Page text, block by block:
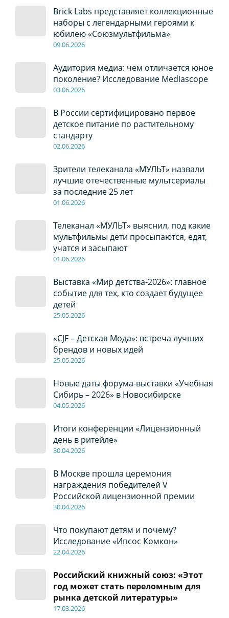
Brick Labs представляет коллекционные
наборы с легендарными героями к
юбилею «Союзмультфильма»
09.06.2026
Аудитория медиа: чем отличается юное
поколение? Исследование Mediascope
03.06.2026
В России сертифицировано первое
детское питание по растительному
стандарту
02.06.2026
Зрители телеканала «МУЛЬТ» назвали
лучшие отечественные мультсериалы
за последние 25 лет
01.06.2026
Телеканал «МУЛЬТ» выяснил, под какие
мультфильмы дети просыпаются, едят,
учатся и засыпают
01.06.2026
Выставка «Мир детства-2026»: главное
событие для тех, кто создает будущее
детей
25.05.2026
«CJF – Детская Мода»: встреча лучших
брендов и новых идей
25.05.2026
Новые даты форума-выставки «Учебная
Сибирь – 2026» в Новосибирске
04.05.2026
Итоги конференции «Лицензионный
день в ритейле»
30.04.2026
В Москве прошла церемония
награждения победителей V
Российской лицензионной премии
30.04.2026
Что покупают детям и почему?
Исследование «Ипсос Комкон»
22.04.2026
Российский книжный союз: «Этот
год может стать переломным для
рынка детской литературы»
17.03.2026